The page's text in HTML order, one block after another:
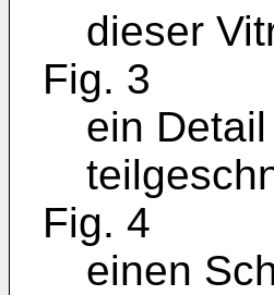
dieser
Fig. 3
ein
Fig. 4
einen